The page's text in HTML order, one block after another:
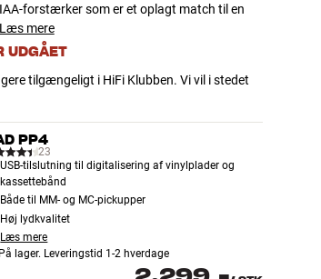
forstærker som er et oplagt match til en
Læs mere
UDGÅET
tilgængeligt i HiFi Klubben. Vi vil i stedet
PP4
23
USB-tilslutning til digitalisering af vinylplader og
kassettebånd
Både til MM- og MC-pickupper
Høj lydkvalitet
Læs mere
På lager. Leveringstid 1-2 hverdage